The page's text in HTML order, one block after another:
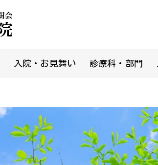
入院・お見舞い 診療科・部門